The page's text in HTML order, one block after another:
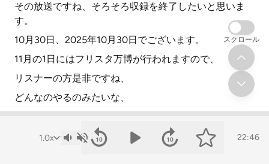
その放送ですね、そろそろ収録を終了したいと思いま
す。
10月30日、2025年10月30日でございます。
11月の1日にはフリスタ万博が行われますので、
リスナーの方是非ですね、
どんなのやるのみたいな、
来ていただくとちょっと面白いことがあるかなと。
22:46
スクロール